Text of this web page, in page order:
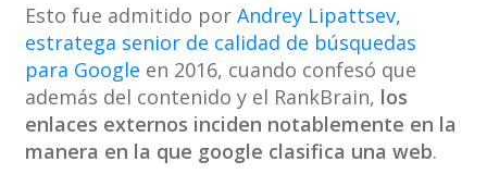
Esto fue admitido por Andrey Lipattsev,
estratega senior de calidad de búsquedas
para Google en 2016, cuando confesó que
además del contenido y el RankBrain, los
enlaces externos inciden notablemente en la
manera en la que google clasifica una web.